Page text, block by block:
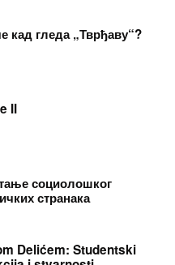
кад гледа „Тврђаву“?
II
социолошког
странака
Delićem: Studentski